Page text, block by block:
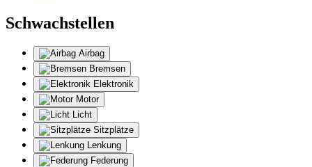
Schwachstellen
Airbag
Bremsen
Elektronik
Motor
Licht
Sitzplätze
Lenkung
Federung